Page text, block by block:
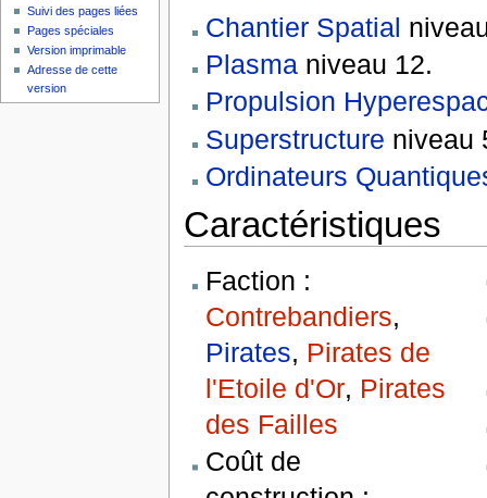
Chantier Spatial
Plasmaniveau 12.
Propulsion
Superstructure niveau
Ordinateurs
Caractéristiques
Faction :
Contrebandiers,
Pirates, Pirates de
l'Etoile d'Or, Pirates
des Failles
Coût de
Suivi des pages liées
Pages spéciales
Version imprimable
Adresse de cette
version